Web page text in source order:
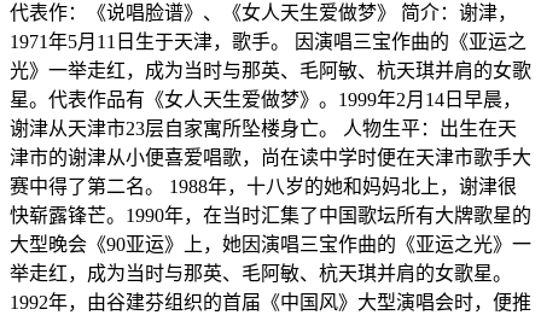
代表作：《说唱脸谱》、《女人天生爱做梦》 简介：谢津，
1971年5月11日生于天津，歌手。 因演唱三宝作曲的《亚运之
光》一举走红，成为当时与那英、毛阿敏、杭天琪并肩的女歌
星。代表作品有《女人天生爱做梦》。1999年2月14日早晨，
谢津从天津市23层自家寓所坠楼身亡。 人物生平：出生在天
津市的谢津从小便喜爱唱歌，尚在读中学时便在天津市歌手大
赛中得了第二名。 1988年，十八岁的她和妈妈北上，谢津很
快崭露锋芒。1990年，在当时汇集了中国歌坛所有大牌歌星的
大型晚会《90亚运》上，她因演唱三宝作曲的《亚运之光》一
举走红，成为当时与那英、毛阿敏、杭天琪并肩的女歌星。
1992年，由谷建芬组织的首届《中国风》大型演唱会时，便推